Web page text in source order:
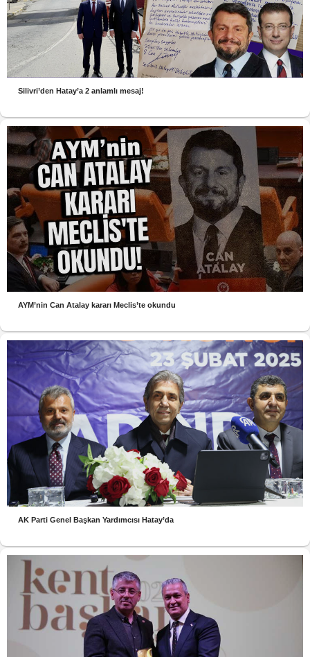
Silivri’den Hatay’a 2 anlamlı mesaj!
AYM’nin Can Atalay kararı Meclis’te okundu
AK Parti Genel Başkan Yardımcısı Hatay’da